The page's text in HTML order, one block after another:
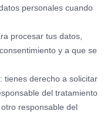
personales cuando
procesar tus datos,
y a que se
tienes derecho a solicitar
del tratamiento
responsable del